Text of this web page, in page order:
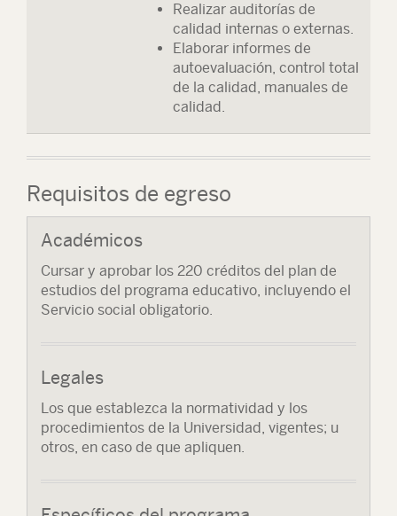
Realizar auditorías de
calidad internas o externas.
Elaborar informes de
autoevaluación, control total
de la calidad, manuales de
calidad.
Requisitos de egreso
Académicos
Cursar y aprobar los 220 créditos del plan de
estudios del programa educativo, incluyendo el
Servicio social obligatorio.
Legales
Los que establezca la normatividad y los
procedimientos de la Universidad, vigentes; u
otros, en caso de que apliquen.